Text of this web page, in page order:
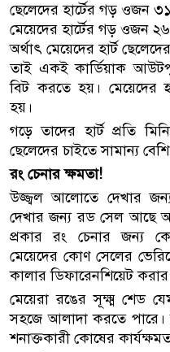
ছেলেদের হার্টের গড় ওজন
মেয়েদের হার্টের গড় ওজন
অর্থাৎ মেয়েদের হার্ট
তাই একই কার্ডিয়াক
বিট করতে হয়।
হয়।
গড়ে তাদের হার্ট প্রতি
ছেলেদের চাইতে সামান্য
রং চেনার ক্ষমতা!
উজ্জ্বল আলোতে দেখার
দেখার জন্য রড সেল আছে
প্রকার রং চেনার জন্য
মেয়েদের কোণ সেলের
কালার ডিফারেনশিয়েট
মেয়েরা রঙের সূক্ষ্ম শেড
সহজে আলাদা করতে পারে।
শনাক্তকারী কোষের